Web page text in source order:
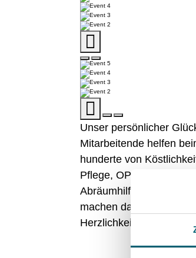
Unser persönlicher
Mitarbeitende helfen
hunderte von
Pflege, OP bis
Abräumhilfen und mehr.
machen das Event zu
Herzlichkeit